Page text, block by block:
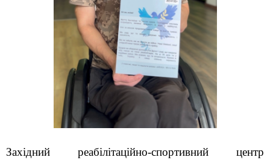
Західний реабілітаційно-спортивний центр